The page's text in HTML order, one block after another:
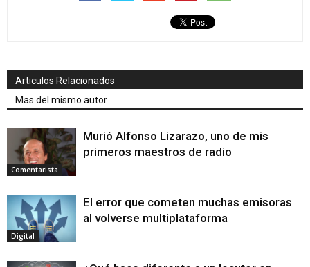
Articulos Relacionados
Mas del mismo autor
Comentarista
Murió Alfonso Lizarazo, uno de mis
primeros maestros de radio
Digital
El error que cometen muchas emisoras
al volverse multiplataforma